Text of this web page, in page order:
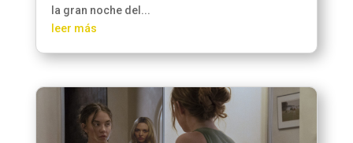
la gran noche del...
leer más